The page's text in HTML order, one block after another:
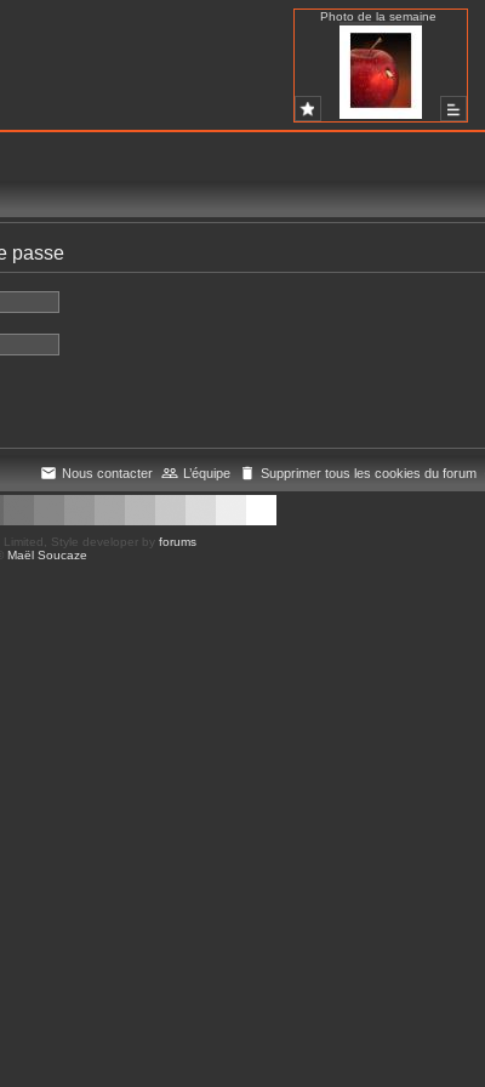
Photo de la semaine
passe
Supprimer tous les cookies du forum
L’équipe
Nous contacter
Limited , Style developer by forums
Maël Soucaze